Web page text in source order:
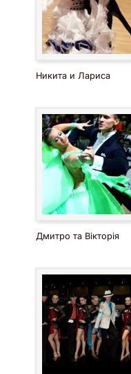
Никита и Лариса
Дмитро та Вікторія